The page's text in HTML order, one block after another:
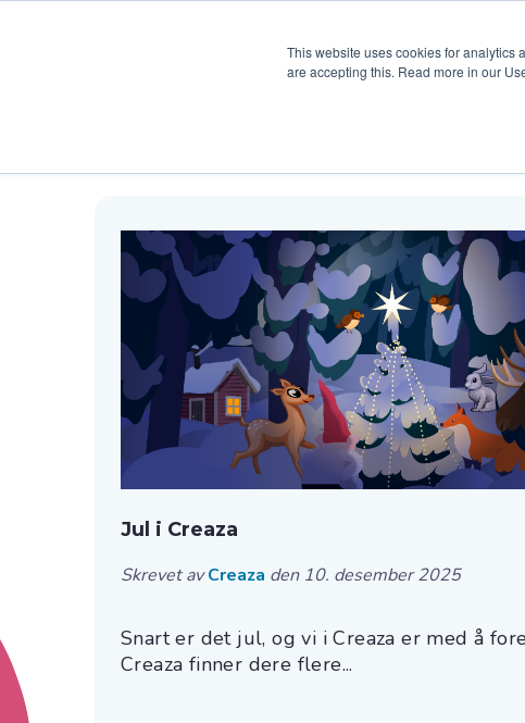
This website uses cookies for analytics
are accepting this. Read more in our
Jul i Creaza
Skrevet avCreaza den 10. desember 2025
Snart er det jul, og vi i Creaza er med å
Creaza finner dere flere...